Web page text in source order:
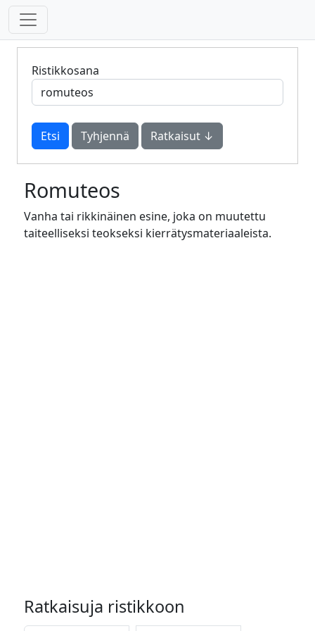
Ristikkosana
Tyhjennä Ratkaisut ↓
Romuteos
Vanha tai rikkinäinen esine, joka on muutettu
taiteelliseksi teokseksi kierrätysmateriaaleista.
Ratkaisuja ristikkoon